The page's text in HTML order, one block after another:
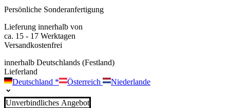
Persönliche Sonderanfertigung
Lieferung innerhalb von
ca. 15 - 17 Werktagen
Versandkostenfrei
innerhalb Deutschlands (Festland)
Lieferland
Deutschland * Österreich Niederlande
Unverbindliches Angebot